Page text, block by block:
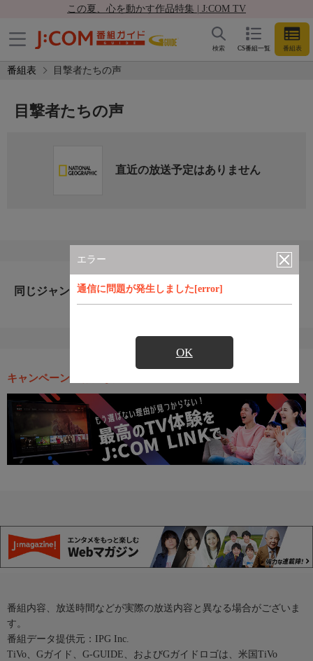
この夏、心を動かす作品特集 | J:COM TV
CS番組一覧 番組表
検索
番組表 目撃者たちの声
エラー
通信に問題が発生しました[error]
OK
目撃者たちの声
直近の放送予定はありません
同じジャンルのおすすめ番組
キャンペーン・お得な情報
番組内容、放送時間などが実際の放送内容と異なる場合がございま
す。
番組データ提供元：IPG Inc.
TiVo、Gガイド、G-GUIDE、およびGガイドロゴは、米国TiVo